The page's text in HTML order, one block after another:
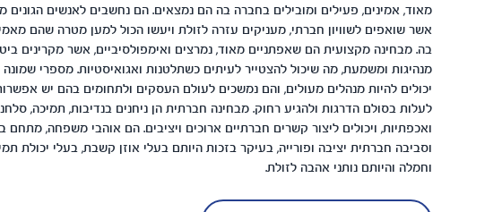
מאוד, אמינים, פעילים ומובילים בחברה בה הם נמצאים. הם נחשבים לאנשים הגונים
אשר שואפים לשוויון חברתי, מעניקים עזרה לזולת ויעשו הכול למען מטרה שהם
בה. מבחינה מקצועית הם שאפתניים מאוד, נמרצים ואימפולסיביים, אשר מקרינים
מנהיגות ומשמעת, מה שיכול להצטייר לעיתים כשתלטנות ואגואיסטיות. מספרי שמונה
יכולים להיות מנהלים מעולים, והם נמשכים לעולם העסקים ולתחומים בהם יש
לעלות בסולם הדרגות ולהגיע רחוק. מבחינה חברתית הן ניחנים בנדיבות, תמיכה,
ואכפתיות, ויכולים ליצור קשרים חברתיים ארוכים ויציבים. הם אוהבי משפחה, מתחם
וסביבה חברתית יציבה ופורייה, בעיקר בזכות היותם בעלי אוזן קשבת, בעלי יכולת
וחמלה והיותם נותני אהבה לזולת.